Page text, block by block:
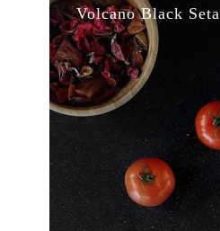
Volcano Black Seta